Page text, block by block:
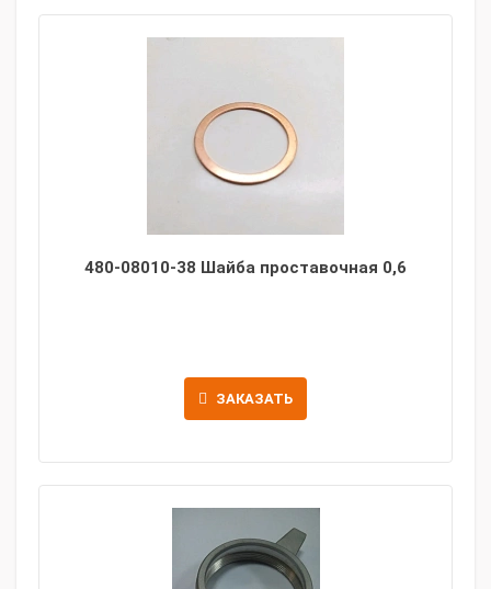
480-08010-38 Шайба проставочная 0,6
ЗАКАЗАТЬ